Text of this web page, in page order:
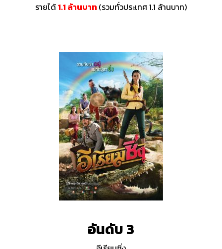
รายได้1.1 ล้านบาท (รวมทั่วประเทศ 1.1 ล้านบาท)
อันดับ 3